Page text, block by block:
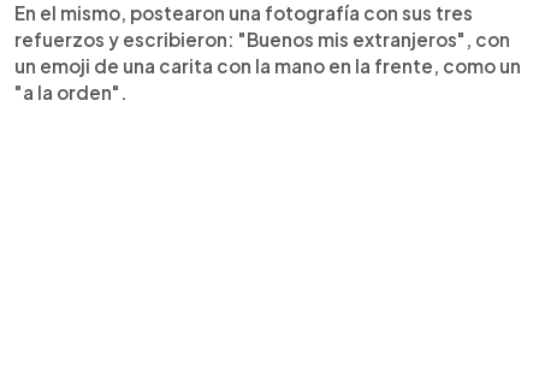
En el mismo, postearon una fotografía con sus tres
refuerzos y escribieron: "Buenos mis extranjeros", con
un emoji de una carita con la mano en la frente, como un
"a la orden".